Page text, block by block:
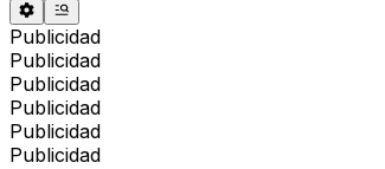
Publicidad
Publicidad
Publicidad
Publicidad
Publicidad
Publicidad